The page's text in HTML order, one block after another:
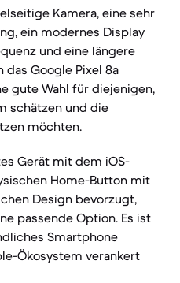
Kamera, eine sehr
ein modernes Display
und eine längere
das Google Pixel 8a
gute Wahl für diejenigen,
schätzen und die
möchten.
Gerät mit dem iOS-
Home-Button mit
Design bevorzugt,
passende Option. Es ist
Smartphone
Ökosystem verankert